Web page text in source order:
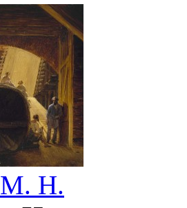
М. Н.